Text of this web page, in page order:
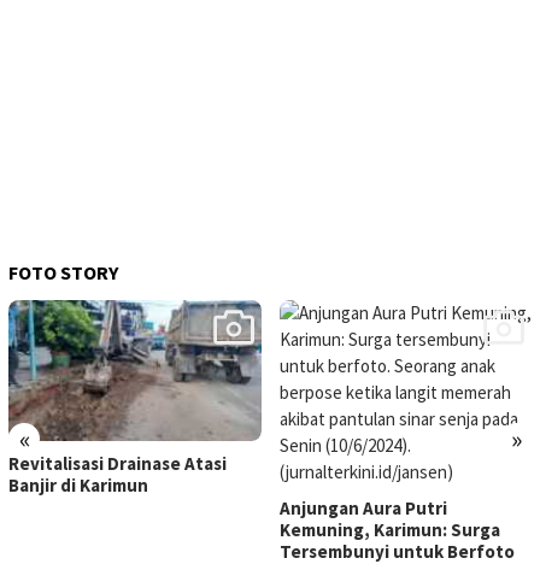
FOTO STORY
« »
Revitalisasi Drainase Atasi
Banjir di Karimun
Anjungan Aura Putri
Kemuning, Karimun: Surga
Tersembunyi untuk Berfoto